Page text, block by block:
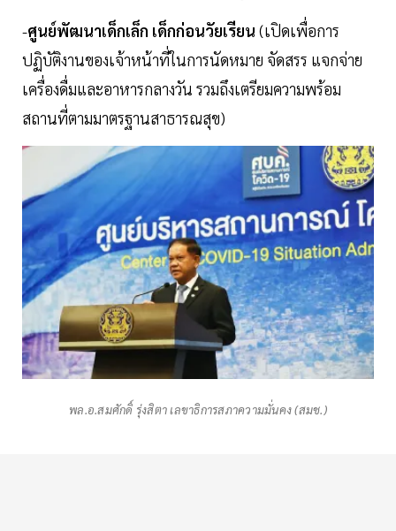
-ศูนย์พัฒนาเด็กเล็ก เด็กก่อนวัยเรียน (เปิดเพื่อการ
ปฏิบัติงานของเจ้าหน้าที่ในการนัดหมาย จัดสรร แจกจ่าย
เครื่องดื่มและอาหารกลางวัน รวมถึงเตรียมความพร้อม
สถานที่ตามมาตรฐานสาธารณสุข)
พล.อ.สมศักดิ์ รุ่งสิตา เลขาธิการสภาความมั่นคง (สมช.)